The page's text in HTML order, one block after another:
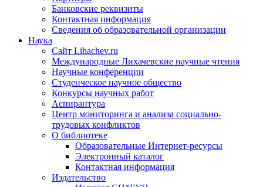
Банковские реквизиты
Контактная информация
Сведения об образовательной организации
Наука
Сайт Lihachev.ru
Международные Лихачевские научные чтения
Научные конференции
Студенческое научное общество
Конкурсы научных работ
Аспирантура
Центр мониторинга и анализа социально-
трудовых конфликтов
О библиотеке
Образовательные Интернет-ресурсы
Электронный каталог
Контактная информация
Издательство